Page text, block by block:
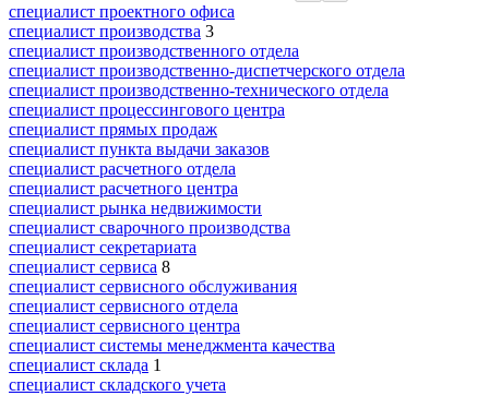
специалист проектного офиса
специалист производства 3
специалист производственного отдела
специалист производственно-диспетчерского отдела
специалист производственно-технического отдела
специалист процессингового центра
специалист прямых продаж
специалист пункта выдачи заказов
специалист расчетного отдела
специалист расчетного центра
специалист рынка недвижимости
специалист сварочного производства
специалист секретариата
специалист сервиса 8
специалист сервисного обслуживания
специалист сервисного отдела
специалист сервисного центра
специалист системы менеджмента качества
специалист склада 1
специалист складского учета